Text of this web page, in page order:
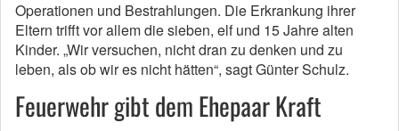
Operationen und Bestrahlungen. Die Erkrankung ihrer
Eltern trifft vor allem die sieben, elf und 15 Jahre alten
Kinder. „Wir versuchen, nicht dran zu denken und zu
leben, als ob wir es nicht hätten“, sagt Günter Schulz.
Feuerwehr gibt dem Ehepaar Kraft